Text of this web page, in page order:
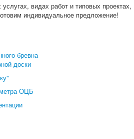
видах работ и типовых проектах,
индивидуальное предложение!
бревна
доски
ОЦБ